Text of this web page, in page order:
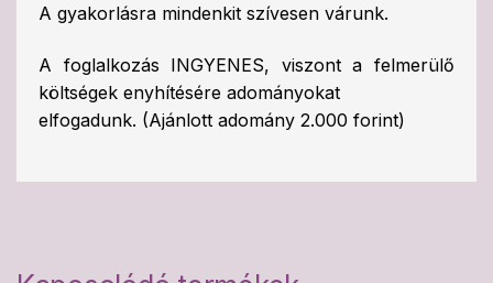
A gyakorlásra mindenkit szívesen várunk.
A foglalkozás INGYENES, viszont a felmerülő
költségek enyhítésére adományokat
elfogadunk. (Ajánlott adomány 2.000 forint)